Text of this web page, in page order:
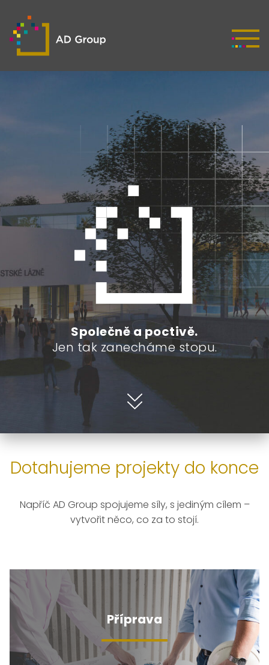
Společně a poctivě.
Jen tak zanecháme stopu.
Dotahujeme projekty do konce
Napříč AD Group spojujeme síly, s jediným cílem –
vytvořit něco, co za to stojí.
Příprava